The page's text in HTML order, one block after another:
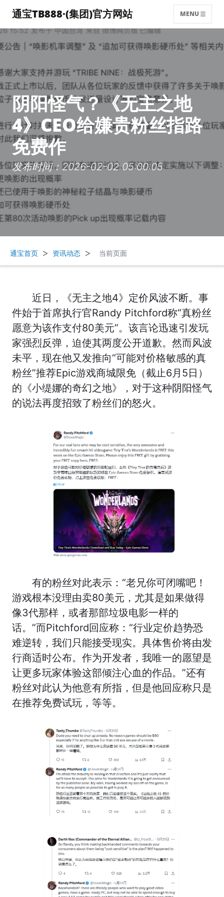
通宝TB888·(集团)官方网站 MENU
阴阳怪气？《无主之地
4》CEO给嫌贵粉丝指路
免费作
发布时间：2026-02-02 05:00:05
通宝首页 > 资讯动态 > 当前页面
近日，《无主之地4》定价风波不断。事
件始于首席执行官Randy Pitchford称“真粉丝
愿意为该作支付80美元”。该言论迅速引发玩
家强烈反弹，迫使其两度公开道歉。然而风波
未平，现在他又发推向“可能对价格敏感的真
粉丝”推荐Epic游戏商城限免（截止6月5日）
的《小缇娜的奇幻之地》，对于这种阴阳怪气
的说法再度招致了粉丝们的怒火。
有的粉丝对此表示：“老兄你可闭嘴吧！
游戏根本没理由卖80美元，尤其是如果做得
像3代那样，或者那部垃圾电影一样的
话。”而Pitchford回应称：“行业定价趋势恐
难逆转，我们只能接受现实。具体售价将由发
行商适时公布。作为开发者，我唯一的愿望是
让更多玩家体验这部倾注心血的作品。”还有
粉丝对此认为他意有所指，但是他回应称只是
在推荐免费试玩，等等。